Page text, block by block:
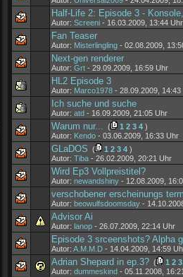
Half-Life 2: Episode 3 -
Autor: Screeni - 16.03.2009, 13:44 Uhr
Fan Teaser
Autor: Misterlingling - 02.08.2009,
Next-gen renderer
Autor: Grt - 29.09.2009, 16:59 Uhr
HL2 Episode 3
Autor: Marco1978 - 28.09.2009, 14:43
Ich suche und suche
Autor: atd - 16.09.2009, 21:05 Uhr
Warum nur... ( 1 2 3 4 )
Autor: Kendo - 03.06.2009, 16:33 Uhr
GLaDOS ( 1 2 3 4 )
Autor: Tiba - 26.02.2009, 20:21 Uhr
Wird Ep3 Vollpreistitel?
Autor: newandshiny - 12.08.2009,
verschobener erscheinungs
Autor: beowulfsdoomsday -
Advisor Ai
Autor: lanop - 26.07.2009, 22:14 Uhr
Episode 3 srceenshots? Alpha
Autor: A.M.M.D - 14.04.2009, 14:59
Adrian Shepard in ep.3? ( 1 2 3
Autor: dummeskind - 05.11.2008,